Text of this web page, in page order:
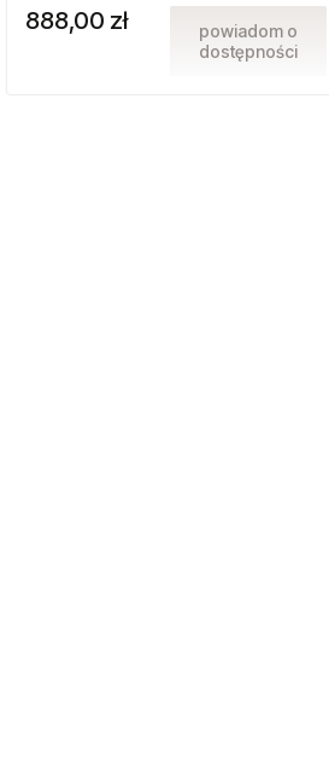
888,00 zł
powiadom o
dostępności